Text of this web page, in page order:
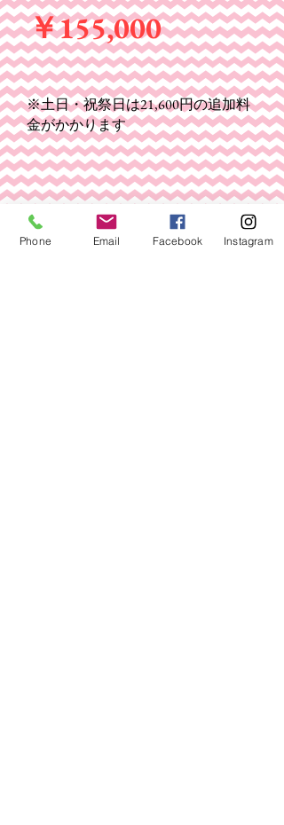
​￥155,000
​※土日・祝祭日は21,600円の追加料
金がかかります
Phone Email Facebook Instagram